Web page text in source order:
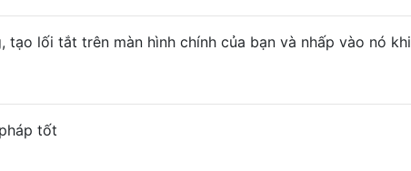
lối tắt trên màn hình chính của bạn và nhấp vào nó khi
tốt